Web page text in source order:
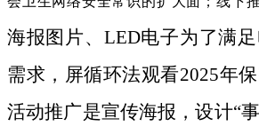
海报图片、LED电子为了满
需求，屏循环法观看2025年
活动推广是宣传海报，设计“